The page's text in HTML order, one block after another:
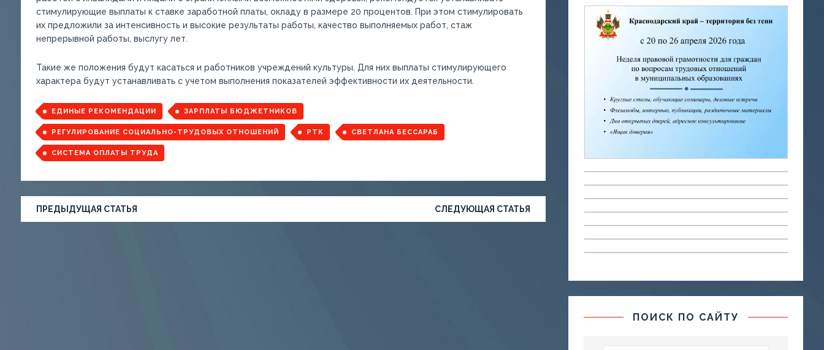
стимулирующие выплаты к ставке заработной платы, окладу в размере 20 процентов. При этом стимулировать
их предложили за интенсивность и высокие результаты работы, качество выполняемых работ, стаж
непрерывной работы, выслугу лет.
Такие же положения будут касаться и работников учреждений культуры. Для них выплаты стимулирующего
характера будут устанавливать с учетом выполнения показателей эффективности их деятельности.
ЕДИНЫЕ РЕКОМЕНДАЦИИ ЗАРПЛАТЫ БЮДЖЕТНИКОВ
РЕГУЛИРОВАНИЕ СОЦИАЛЬНО-ТРУДОВЫХ ОТНОШЕНИЙ РТК СВЕТЛАНА БЕССАРАБ
СИСТЕМА ОПЛАТЫ ТРУДА
ПРЕДЫДУЩАЯ СТАТЬЯ СЛЕДУЮЩАЯ СТАТЬЯ
ПОИСК ПО САЙТУ